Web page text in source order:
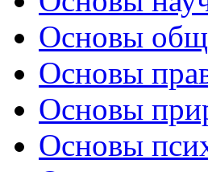
Основы
Основы
Основы
Основы